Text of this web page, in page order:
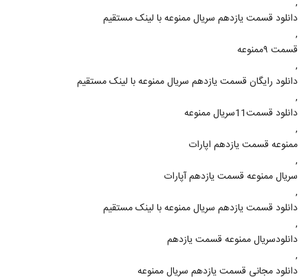
دانلود قسمت یازدهم سریال ممنوعه با لینک مستقیم
,
قسمت ۹ممنوعه
,
دانلود رایگان قسمت یازدهم سریال ممنوعه با لینک مستقیم
,
دانلود قسمت11سریال ممنوعه
,
ممنوعه قسمت یازدهم اپارات
,
سریال ممنوعه قسمت یازدهم آپارات
,
دانلود قسمت یازدهم سریال ممنوعه با لینک مستقیم
,
دانلودسریال ممنوعه قسمت یازدهم
,
دانلود مجانی قسمت یازدهم سریال ممنوعه